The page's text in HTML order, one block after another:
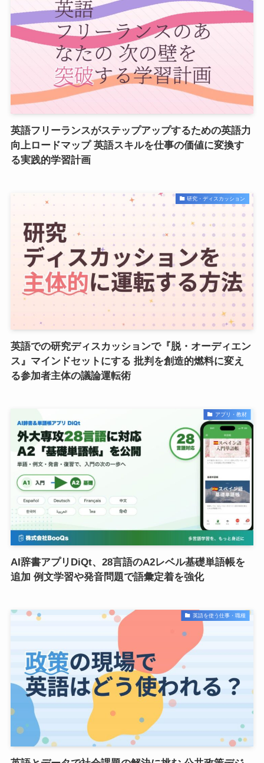
英語フリーランスがステップアップするための英語力
向上ロードマップ 英語スキルを仕事の価値に変換す
る実践的学習計画
研究・ディスカッション
英語での研究ディスカッションで『脱・オーディエン
ス』マインドセットにする 批判を創造的燃料に変え
る参加者主体の議論運転術
アプリ・教材
AI辞書アプリDiQt、28言語のA2レベル基礎単語帳を
追加 例文学習や発音問題で語彙定着を強化
英語を使う仕事・職種